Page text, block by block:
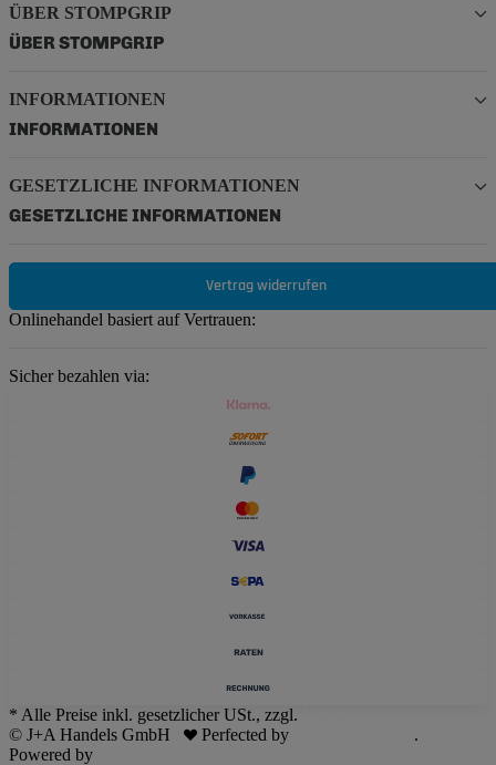
ÜBER STOMPGRIP
ÜBER STOMPGRIP
INFORMATIONEN
INFORMATIONEN
GESETZLICHE INFORMATIONEN
GESETZLICHE INFORMATIONEN
Vertrag widerrufen
Onlinehandel basiert auf Vertrauen:
Sicher bezahlen via:
* Alle Preise inkl. gesetzlicher USt., zzgl.
© J+A Handels GmbH
Perfected by
.
Powered by